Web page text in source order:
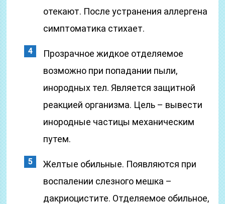
отекают. После устранения аллергена
симптоматика стихает.
Прозрачное жидкое отделяемое
возможно при попадании пыли,
инородных тел. Является защитной
реакцией организма. Цель – вывести
инородные частицы механическим
путем.
Желтые обильные. Появляются при
воспалении слезного мешка –
дакриоцистите. Отделяемое обильное,